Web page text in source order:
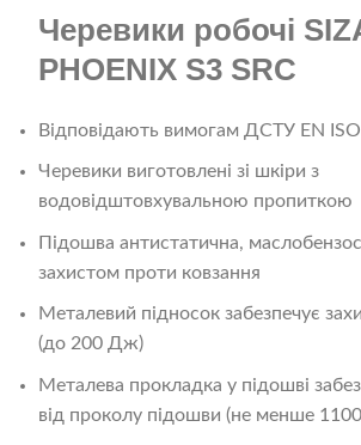
Черевики робочі
PHOENIX S3 SRC
Відповідають вимогам ДСТУ EN
Черевики виготовлені зі шкіри з
водовідштовхувальною пропиткою
Підошва антистатична,
захистом проти ковзання
Металевий підносок забезпечує
(до 200 Дж)
Металева прокладка у підошві
від проколу підошви (не менше